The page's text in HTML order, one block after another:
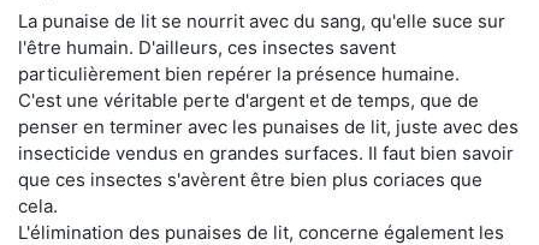
La punaise de lit se nourrit avec du sang, qu'elle suce sur
l'être humain. D'ailleurs, ces insectes savent
particulièrement bien repérer la présence humaine.
C'est une véritable perte d'argent et de temps, que de
penser en terminer avec les punaises de lit, juste avec des
insecticide vendus en grandes surfaces. Il faut bien savoir
que ces insectes s'avèrent être bien plus coriaces que
cela.
L'élimination des punaises de lit, concerne également les